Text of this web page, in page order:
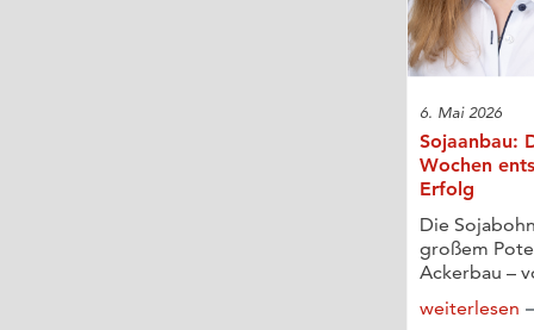
6. Mai 2026
Sojaanbau:
Wochen
Erfolg
Die
großem
Ackerbau –
weiterlesen